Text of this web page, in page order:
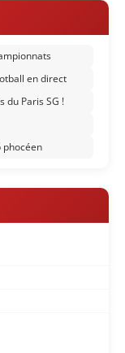
en direct
du Paris SG !